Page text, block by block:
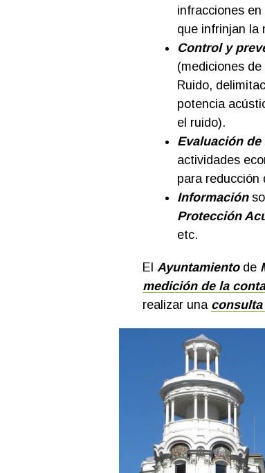
infracciones
que infrinjan la
Control y
(mediciones
Ruido,
potencia
el ruido).
Evaluación
actividades
para reducción
Información
Protección
etc.
El Ayuntamiento de
medición de la
realizar una consulta